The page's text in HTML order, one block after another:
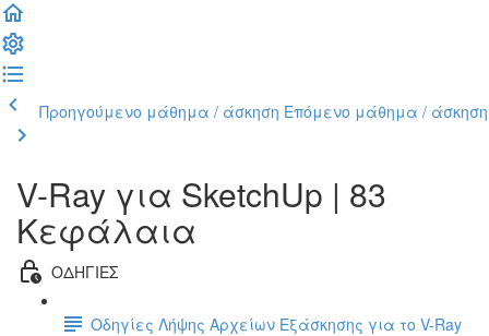
Προηγούμενο μάθημα / άσκηση Επόμενο μάθημα / άσκηση
V-Ray για SketchUp | 83
Κεφάλαια
ΟΔΗΓΙΕΣ
Οδηγίες Λήψης Αρχείων Εξάσκησης για το V-Ray